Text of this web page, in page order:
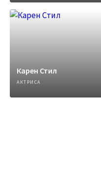
Карен Стил
АКТРИСА